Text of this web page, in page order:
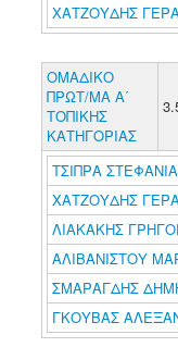
ΧΑΤΖΟΥΔΗΣ
ΟΜΑΔΙΚΟ
ΠΡΩΤ/ΜΑ Α΄
ΤΟΠΙΚΗΣ
ΚΑΤΗΓΟΡΙΑΣ
ΤΣΙΠΡΑ
ΧΑΤΖΟΥΔΗΣ
ΛΙΑΚΑΚΗΣ
ΑΛΙΒΑΝΙΣΤΟΥ
ΣΜΑΡΑΓΔΗΣ
ΓΚΟΥΒΑΣ